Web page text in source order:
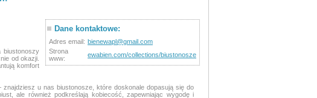
Dane kontaktowe:
Adres email: bienewapl@gmail.com
Strona
www:
ewabien.com/collections/biustonosze
biustonoszy
od okazji.
komfort
u nas biustonosze, które doskonale dopasują się do
ale również podkreślają kobiecość, zapewniając wygodę i